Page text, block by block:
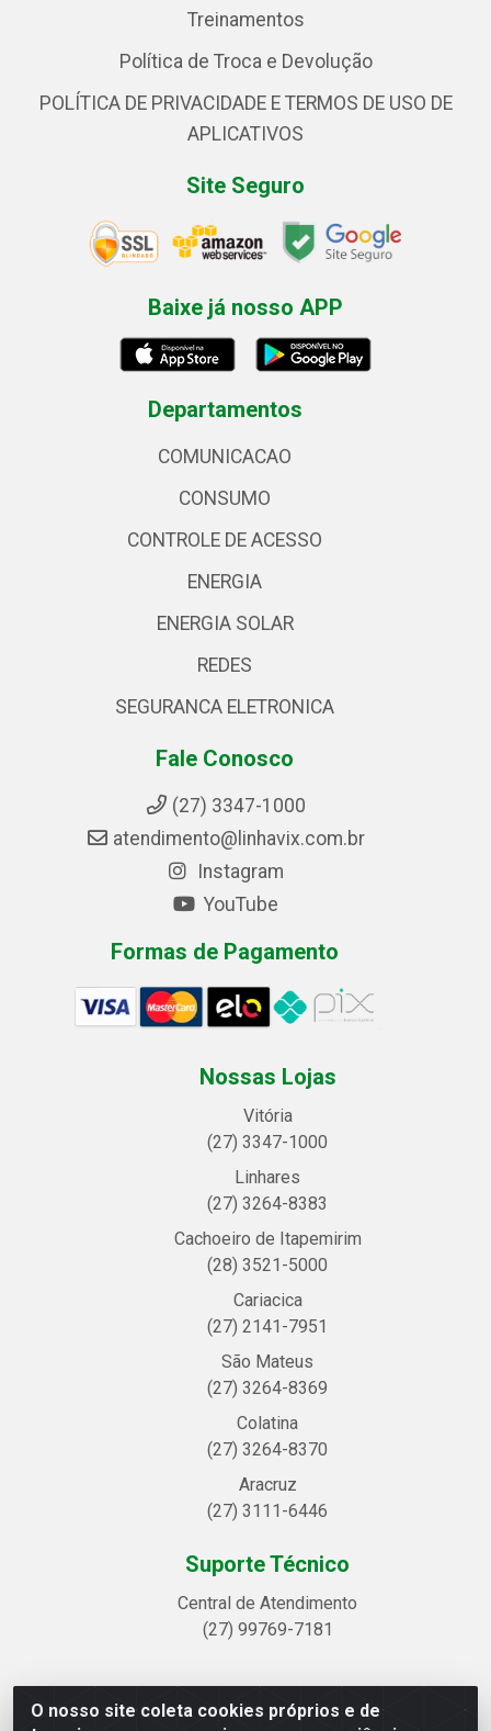
O nosso site coleta cookies próprios e de
Treinamentos
Política de Troca e Devolução
POLÍTICA DE PRIVACIDADE E TERMOS DE USO DE
APLICATIVOS
Site Seguro
Baixe já nosso APP
Departamentos
COMUNICACAO
CONSUMO
CONTROLE DE ACESSO
ENERGIA
ENERGIA SOLAR
REDES
SEGURANCA ELETRONICA
Fale Conosco
(27) 3347-1000
atendimento@linhavix.com.br
Instagram
YouTube
Formas de Pagamento
Nossas Lojas
Vitória
(27) 3347-1000
Linhares
(27) 3264-8383
Cachoeiro de Itapemirim
(28) 3521-5000
Cariacica
(27) 2141-7951
São Mateus
(27) 3264-8369
Colatina
(27) 3264-8370
Aracruz
(27) 3111-6446
Suporte Técnico
Central de Atendimento
(27) 99769-7181
Linhavix Distribuidora LTDA - Avenida Alegre, 2521 -